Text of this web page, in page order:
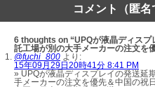
コメント（匿名
6 thoughts on “UPQが液晶ディス
託工場が別の大手メーカーの注文を
@fuchi_800 より:
15年09月29日20時41分 8:41 PM
» UPQが液晶ディスプレイの発送
手メーカーの注文を優先＆中国の祝日